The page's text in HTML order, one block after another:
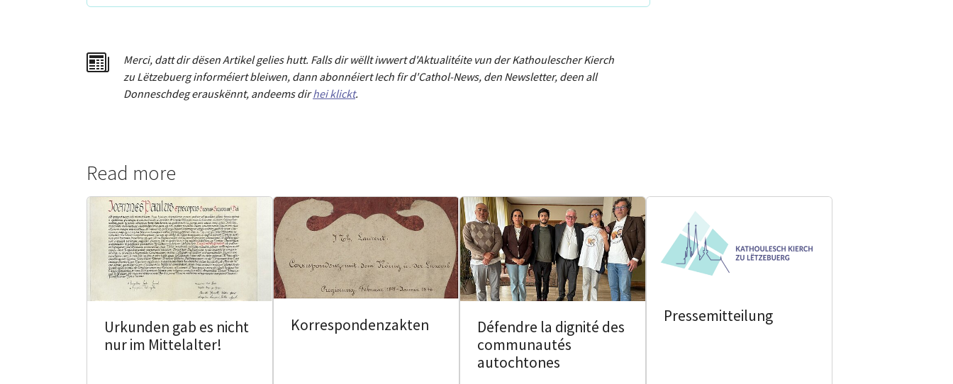
Merci, dattdir dësen Artikel gelies hutt. Falls dir wëllt iwwert d'Aktualitéite vun der Kathoulescher Kierch
zu Lëtzebuerg informéiert bleiwen, dann abonnéiert Iech fir d'Cathol-News, den Newsletter, deen all
Donneschdeg erauskënnt, andeems dirhei klickt.
Read more
Urkunden gab es nicht
nur im Mittelalter!
Korrespondenzakten
Défendre la dignité des
communautés
autochtones
Pressemitteilung